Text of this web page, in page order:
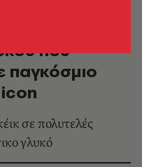
που
παγκόσμιο
σε πολυτελές
γλυκό